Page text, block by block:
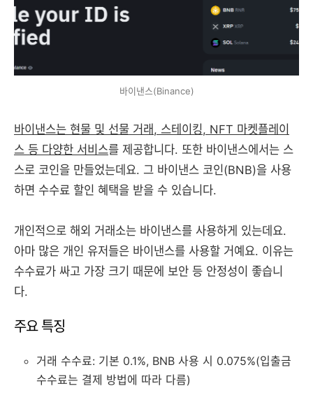
바이낸스(Binance)
바이낸스는 현물 및 선물 거래, 스테이킹, NFT 마켓플레이
스 등 다양한 서비스를 제공합니다. 또한 바이낸스에서는 스
스로 코인을 만들었는데요. 그 바이낸스 코인(BNB)을 사용
하면 수수료 할인 혜택을 받을 수 있습니다.
개인적으로 해외 거래소는 바이낸스를 사용하게 있는데요.
아마 많은 개인 유저들은 바이낸스를 사용할 거예요. 이유는
수수료가 싸고 가장 크기 때문에 보안 등 안정성이 좋습니
다.
주요 특징
거래 수수료: 기본 0.1%, BNB 사용 시 0.075%(입출금
수수료는 결제 방법에 따라 다름)